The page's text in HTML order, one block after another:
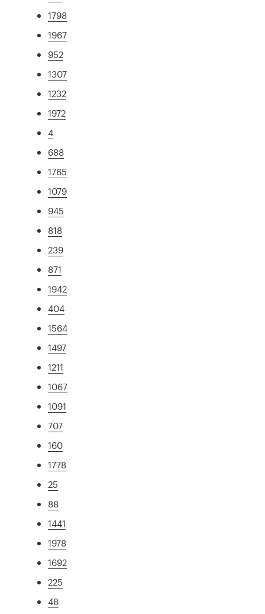
1798
1967
952
1307
1232
1972
4
688
1765
1079
945
818
239
871
1942
404
1564
1497
1211
1067
1091
707
160
1778
25
88
1441
1978
1692
225
48